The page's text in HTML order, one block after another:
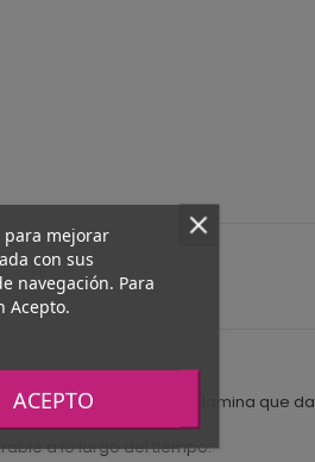
revestimiento de melamina que
a lo largo del tiempo.
para mejorar
con sus
navegación. Para
Acepto.
ACEPTO